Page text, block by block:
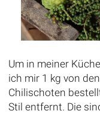
Um in meiner
ich mir 1 kg von
Chilischoten
Stil entfernt. Die